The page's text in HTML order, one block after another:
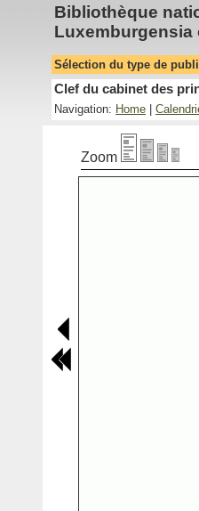
Bibliothèque
Luxemburgensia
Sélection du type de
Clef du cabinet des
Navigation: Home
Zoom